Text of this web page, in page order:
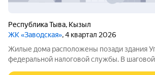
Республика Тыва, Кызыл
ЖК «Заводская», 4 квартал 2026
Жилые дома расположены позади здания
федеральной налоговой службы. В